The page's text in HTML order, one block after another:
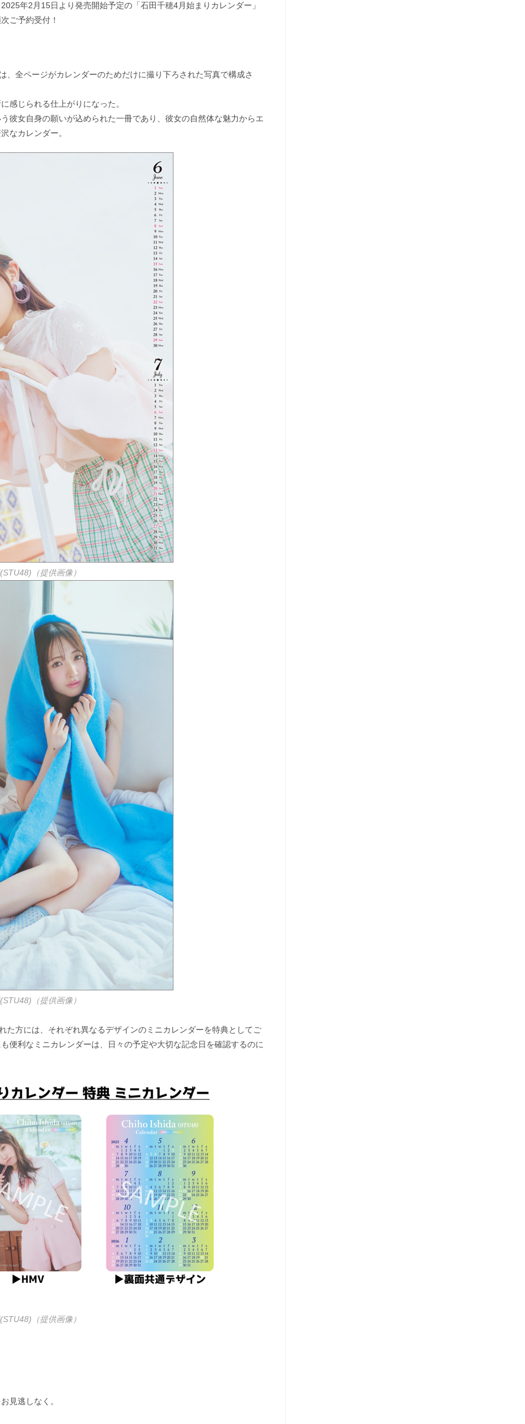
年2月15日より発売開始予定の「石田千穂4月始まりカレンダー」
ご予約受付！
全ページがカレンダーのためだけに撮り下ろされた写真で構成さ
感じられる仕上がりになった。
彼女自身の願いが込められた一冊であり、彼女の自然体な魅力からエ
なカレンダー。
（提供画像）
（提供画像）
た方には、それぞれ異なるデザインのミニカレンダーを特典としてご
便利なミニカレンダーは、日々の予定や大切な記念日を確認するのに
（提供画像）
見逃しなく。